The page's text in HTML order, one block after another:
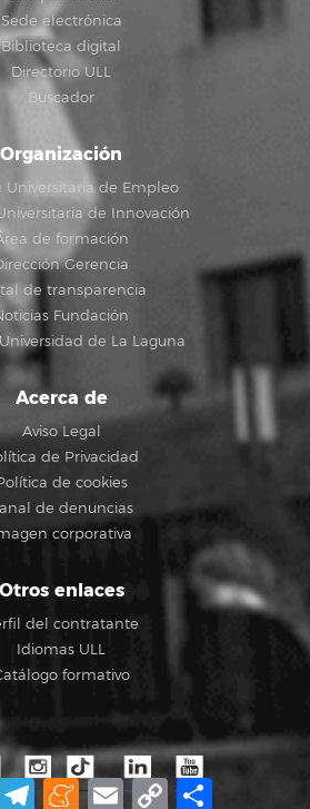
Sede electrónica
Biblioteca digital
Directorio ULL
Buscador
Organización
Universitaria de Empleo
de Innovación
de formación
Gerencia
de transparencia
Fundación
de La Laguna
Acerca de
Aviso Legal
de Privacidad
de cookies
de denuncias
corporativa
Otros enlaces
del contratante
Idiomas ULL
formativo
TelegramMeneame
Email Copy
Link